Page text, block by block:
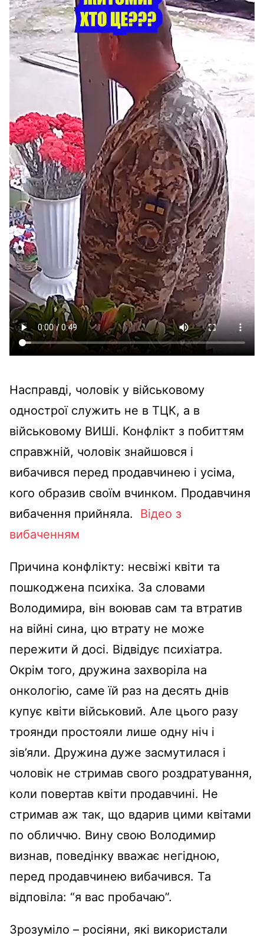
Насправді, чоловік у військовому
однострої служить не в ТЦК, а в
військовому ВИШі. Конфлікт з побиттям
справжній, чоловік знайшовся і
вибачився перед продавчинею і усіма,
кого образив своїм вчинком. Продавчиня
вибачення прийняла. Відео з
вибаченням
Причина конфлікту: несвіжі квіти та
пошкоджена психіка. За словами
Володимира, він воював сам та втратив
на війні сина, цю втрату не може
пережити й досі. Відвідує психіатра.
Окрім того, дружина захворіла на
онкологію, саме їй раз на десять днів
купує квіти військовий. Але цього разу
троянди простояли лише одну ніч і
зів’яли. Дружина дуже засмутилася і
чоловік не стримав свого роздратування,
коли повертав квіти продавчині. Не
стримав аж так, що вдарив цими квітами
по обличчю. Вину свою Володимир
визнав, поведінку вважає негідною,
перед продавчинею вибачився. Та
відповіла: “я вас пробачаю”.
Зрозуміло – росіяни, які використали